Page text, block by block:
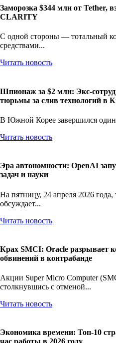
Заморозка $344 млн от Tether,
CLARITY
С одной стороны — тотальный
средствами...
Читать новость
Шпионаж за $2 млн: Экс-
тюрьмы за слив технологий в
В Южной Корее завершился
Читать новость
Эра автономности: OpenAI
задач и науки
На пятницу, 24 апреля 2026
обсуждает...
Читать новость
Крах SMCI: Oracle разрывает
обвинений в контрабанде
Акции Super Micro Computer
столкнувшись с отменой...
Читать новость
Экономика времени: Топ-10